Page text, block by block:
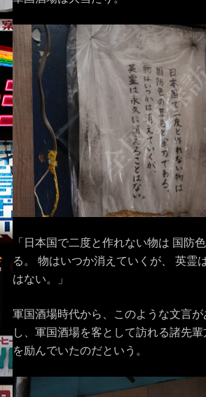
「日本国で二度と作れない物は 国防
る。 物はいつか消えていくが、 英霊
はない。」
軍国酒場時代から、このような文言
し、軍国酒場を客として訪れる諸先
を励んでいたのだという。